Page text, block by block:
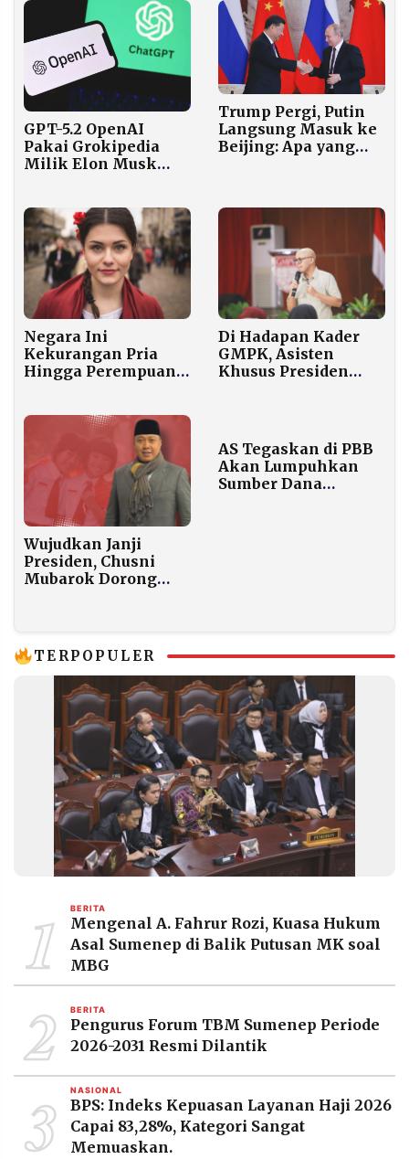
GPT-5.2 OpenAI
Pakai Grokipedia
Milik Elon Musk
Trump Pergi, Putin
Langsung Masuk ke
Beijing: Apa yang
Negara Ini
Kekurangan Pria
Hingga Perempuan
Hour”
Di Hadapan Kader
GMPK, Asisten
Khusus Presiden
Prabowo
Wujudkan Janji
Presiden, Chusni
Mubarok Dorong
AS Tegaskan di PBB
Akan Lumpuhkan
Sumber Dana
TERPOPULER
1 BERITA
Mengenal A. Fahrur Rozi, Kuasa Hukum
Asal Sumenep di Balik Putusan MK soal
MBG
2 BERITA
Pengurus Forum TBM Sumenep Periode
2026-2031 Resmi Dilantik
3 NASIONAL
BPS: Indeks Kepuasan Layanan Haji 2026
Capai 83,28%, Kategori Sangat
Memuaskan.